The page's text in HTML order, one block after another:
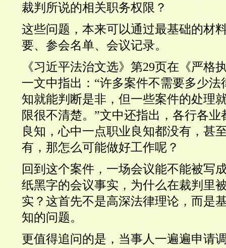
裁判所说的相关职务权限？
这些问题，本来可以通过最基础的材
要、参会名单、会议记录。
《习近平法治文选》第29页在《严格
一文中指出： “许多案件不需要多少法
知就能判断是非，但一些案件的处理
限很不清楚。 ”文中还指出，各行各业
良知，心中一点职业良知都没有，甚
有，那怎么可能做好工作呢？
回到这个案件，一场会议能不能被写
纸黑字的会议事实，为什么在裁判里
实？这首先不是高深法律理论，而是
知的问题。
更值得追问的是，当事人一遍遍申请